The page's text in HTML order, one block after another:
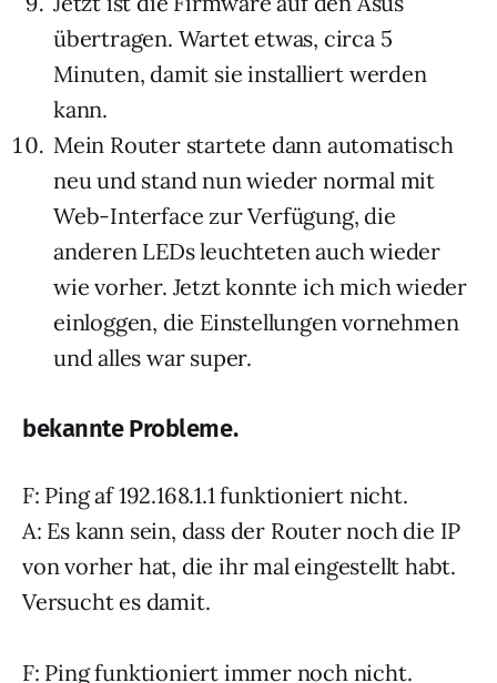
übertragen. Wartet etwas, circa 5
Minuten, damit sie installiert werden
kann.
Mein Router startete dann automatisch
neu und stand nun wieder normal mit
Web-Interface zur Verfügung, die
anderen LEDs leuchteten auch wieder
wie vorher. Jetzt konnte ich mich wieder
einloggen, die Einstellungen vornehmen
und alles war super.
bekannte Probleme.
F: Ping af 192.168.1.1 funktioniert nicht.
A: Es kann sein, dass der Router noch die IP
von vorher hat, die ihr mal eingestellt habt.
Versucht es damit.
F: Ping funktioniert immer noch nicht.